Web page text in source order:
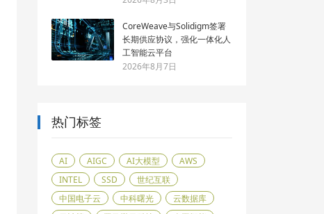
CoreWeave与Solidigm签署
长期供应协议，强化一体化人
工智能云平台
2026年8月7日
热门标签
AI AIGC AI大模型
AWS
INTEL
SSD
世纪互联
中国电子云
中科曙光
云数据库